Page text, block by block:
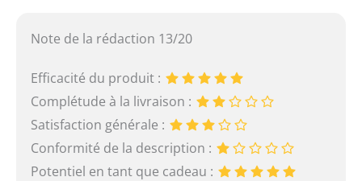
Note de la rédaction 13/20
Efficacité du produit :
Complétude à la livraison :
Satisfaction générale :
Conformité de la description :
Potentiel en tant que cadeau :